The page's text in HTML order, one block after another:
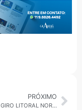
PRÓXIMO
2ª EDIÇÃO GIRO LITORAL NORTE 10/02/2026: NOVO APLICATIVO IMPULSIONA TURISMO EM CARAGUATATUBA